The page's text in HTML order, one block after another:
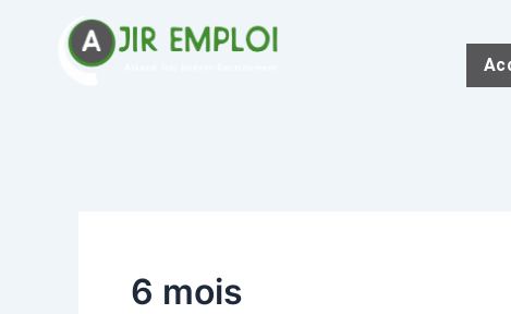
6 mois